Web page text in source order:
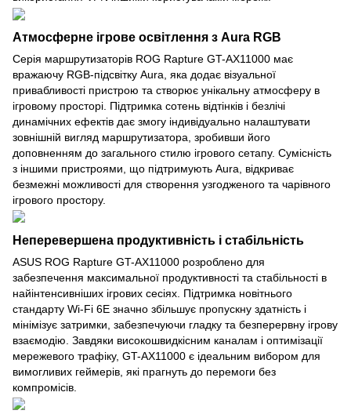
Атмосферне ігрове освітлення з Aura RGB
Серія маршрутизаторів ROG Rapture GT-AX11000 має
вражаючу RGB-підсвітку Aura, яка додає візуальної
привабливості пристрою та створює унікальну атмосферу в
ігровому просторі. Підтримка сотень відтінків і безлічі
динамічних ефектів дає змогу індивідуально налаштувати
зовнішній вигляд маршрутизатора, зробивши його
доповненням до загального стилю ігрового сетапу. Сумісність
з іншими пристроями, що підтримують Aura, відкриває
безмежні можливості для створення узгодженого та чарівного
ігрового простору.
Неперевершена продуктивність і стабільність
ASUS ROG Rapture GT-AX11000 розроблено для
забезпечення максимальної продуктивності та стабільності в
найінтенсивніших ігрових сесіях. Підтримка новітнього
стандарту Wi-Fi 6E значно збільшує пропускну здатність і
мінімізує затримки, забезпечуючи гладку та безперервну ігрову
взаємодію. Завдяки високошвидкісним каналам і оптимізації
мережевого трафіку, GT-AX11000 є ідеальним вибором для
вимогливих геймерів, які прагнуть до перемоги без
компромісів.